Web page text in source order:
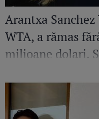
Arantxa
WTA, a rămas
milioane dolari.